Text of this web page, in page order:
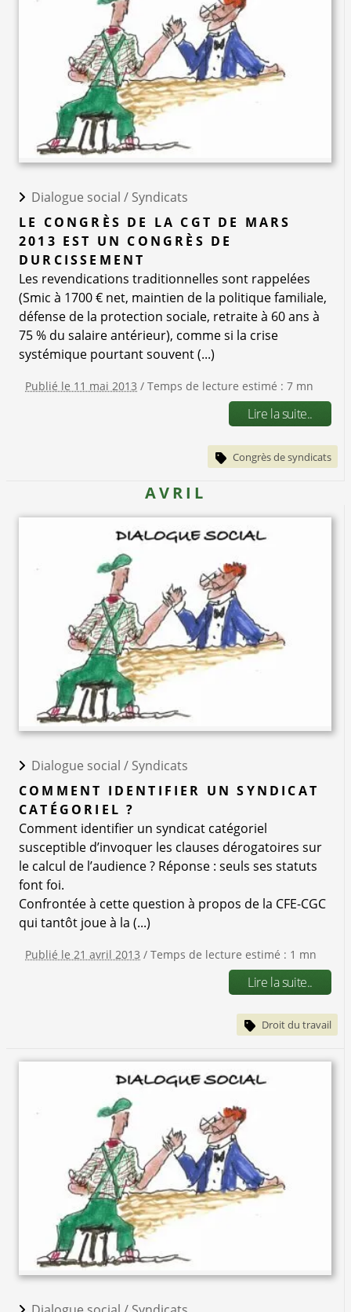
Dialogue social / Syndicats
LE CONGRÈS DE LA CGT DE MARS
2013 EST UN CONGRÈS DE
DURCISSEMENT
Les revendications traditionnelles sont rappelées
(Smic à 1700 € net, maintien de la politique familiale,
défense de la protection sociale, retraite à 60 ans à
75 % du salaire antérieur), comme si la crise
systémique pourtant souvent (...)
Publié le 11 mai 2013 / Temps de lecture estimé : 7 mn
Lire la suite..
Congrès de syndicats
AVRIL
Dialogue social / Syndicats
COMMENT IDENTIFIER UN SYNDICAT
CATÉGORIEL ?
Comment identifier un syndicat catégoriel
susceptible d’invoquer les clauses dérogatoires sur
le calcul de l’audience ? Réponse : seuls ses statuts
font foi.
Confrontée à cette question à propos de la CFE-CGC
qui tantôt joue à la (...)
Publié le 21 avril 2013 / Temps de lecture estimé : 1 mn
Lire la suite..
Droit du travail